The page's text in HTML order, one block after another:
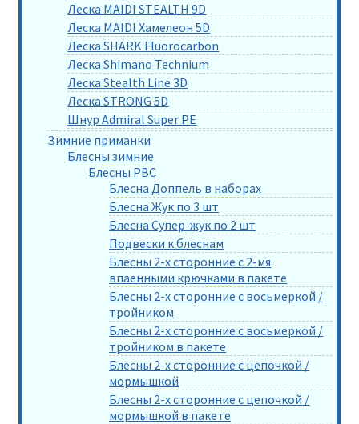
Леска MAIDI STEALTH 9D
Леска MAIDI Хамелеон 5D
Леска SHARK Fluorocarbon
Леска Shimano Technium
Леска Stealth Line 3D
Леска STRONG 5D
Шнур Admiral Super PE
Зимние приманки
Блесны зимние
Блесны РВС
Блесна Доппель в наборах
Блесна Жук по 3 шт
Блесна Супер-жук по 2 шт
Подвески к блеснам
Блесны 2-х сторонние с 2-мя
впаенными крючками в пакете
Блесны 2-х сторонние с восьмеркой /
тройником
Блесны 2-х сторонние с восьмеркой /
тройником в пакете
Блесны 2-х сторонние с цепочкой /
мормышкой
Блесны 2-х сторонние с цепочкой /
мормышкой в пакете